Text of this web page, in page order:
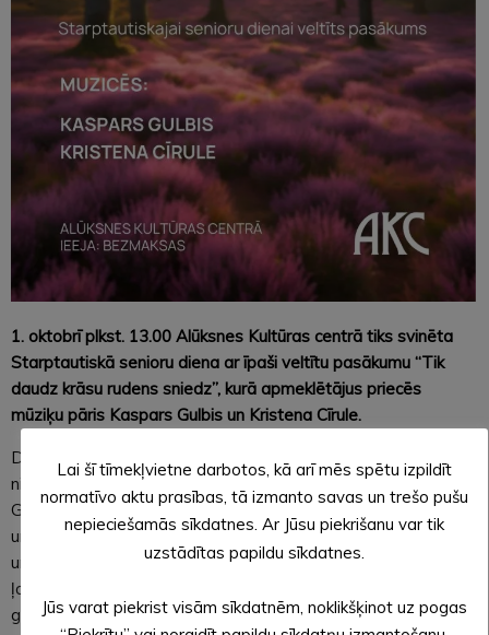
1. oktobrī plkst. 13.00 Alūksnes Kultūras centrā tiks svinēta
Starptautiskā senioru diena ar īpaši veltītu pasākumu “Tik
daudz krāsu rudens sniedz”, kurā apmeklētājus priecēs
mūziķu pāris Kaspars Gulbis un Kristena Cīrule.
Dziedātāja Kristena Cīrule, kas izceļas ar savu emocionālo un
niansēto vokālo sniegumu, kopā ar akordeonistu Kasparu
Gulbi, kurš ir pazīstams ar izciliem tehniskajiem izpildījumiem
un unikālo muzicēšanas stilu, sniegs koncertu, kas iepriecinās
un uzburs patīkamu rudens noskaņu. Mūziķi aicina ikvienu
ļauties melodijām, kas svin dzīvi un tās krāsainos mirkļus,
gluži kā rudens sniedz dažādību dabas toņos.
Lai šī tīmekļvietne darbotos, kā arī mēs spētu izpildīt
normatīvo aktu prasības, tā izmanto savas un trešo pušu
nepieciešamās sīkdatnes. Ar Jūsu piekrišanu var tik
uzstādītas papildu sīkdatnes.
Jūs varat piekrist visām sīkdatnēm, noklikšķinot uz pogas